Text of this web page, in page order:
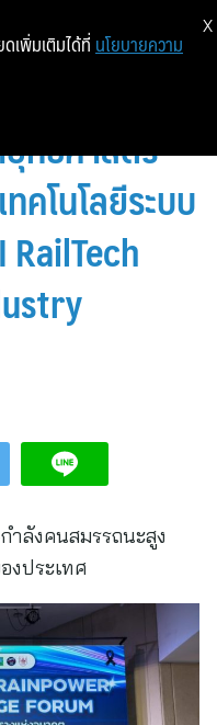
ายใต้ รวพ.
ทธศาสตร์
โนโลยีระบบ
RailTech
ำลังคนสมรรถนะสูง
งประเทศ
เพิ่มเติมได้ที่ นโยบายความ
X